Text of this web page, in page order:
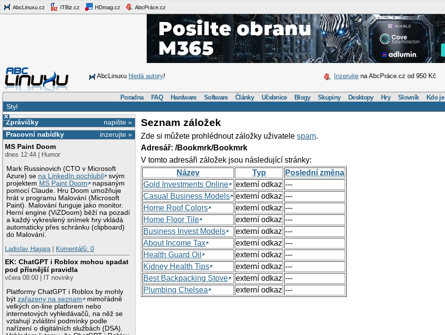
AbcLinuxu.cz ITBiz.cz HDmag.cz AbcPráce.cz
AbcLinuxu hledá autory! Inzerujte na AbcPráce.cz od 950 Kč
Poradna FAQ Hardware Software Články Učebnice Blogy Skupiny Desktopy Hry Slovník Kdo je
Styl
×
napište »
Zprávičky
inzerujte »
Pracovní nabídky
MS Paint Doom
dnes 12:44 | Humor
Mark Russinovich (CTO v Microsoft
Azure) se na LinkedIn pochlubil
svým
projektem MS Paint Doom
napsaným
pomocí Claude. Hru Doom umožňuje
hrát v programu Malování (Microsoft
Paint). Malování funguje jako monitor.
Herní engine (ViZDoom) běží na pozadí
a každý vykreslený snímek hry vkládá
automaticky přes schránku (clipboard)
do Malování.
Ladislav Hagara| Komentářů: 0
EK: ChatGPT i Roblox mohou spadat
pod přísnější pravidla
včera 08:00 | IT novinky
Platformy ChatGPT i Roblox by mohly
býtzařazeny na seznam
mimořádně
velkých on-line platforem nebo
internetových vyhledávačů, na něž se
vztahují zvláštní podmínky podle
nařízení o digitálních službách (DSA).
Seznam záložek
Zde si můžete prohlédnout záložky uživatelespam.
Adresář: /Bookmrk/Bookmrk
V tomto adresáři záložek jsou následující stránky:
Název
Typ
Poslední změna
Gold Investments Online
externí odkaz ---
Casual Business Models
externí odkaz ---
Home Roof Colors
externí odkaz ---
Home Floor Tile
externí odkaz ---
Business Invest Models
externí odkaz ---
About Income Tax
externí odkaz ---
Health Guard Oil
externí odkaz ---
Kidney Health Tips
externí odkaz ---
Best Backpacking Stove
externí odkaz ---
Plumbing Chelsea
externí odkaz ---